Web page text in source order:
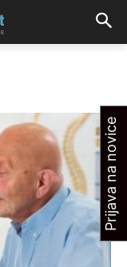
Prijava na novice